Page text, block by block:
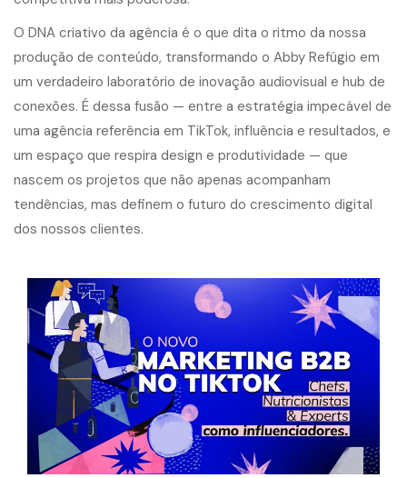
O DNA criativo da agência é o que dita o ritmo da nossa
produção de conteúdo, transformando o Abby Refúgio em
um verdadeiro laboratório de inovação audiovisual e hub de
conexões. É dessa fusão — entre a estratégia impecável de
uma agência referência em TikTok, influência e resultados, e
um espaço que respira design e produtividade — que
nascem os projetos que não apenas acompanham
tendências, mas definem o futuro do crescimento digital
dos nossos clientes.